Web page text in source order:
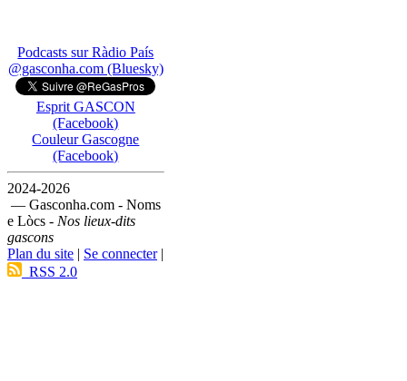
Podcasts sur Ràdio País
@gasconha.com (Bluesky)
Esprit GASCON
(Facebook)
Couleur Gascogne
(Facebook)
2024-2026
— Gasconha.com - Noms
e Lòcs - Nos lieux-dits
gascons
Plan du site | Se connecter|
RSS 2.0